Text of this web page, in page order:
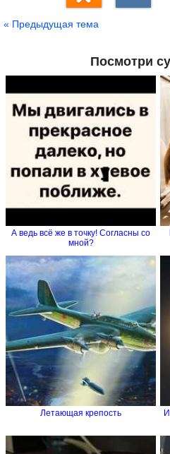
« Предыдущая тема
Посмотри
А ведь всё же в точку! Согласны со
мной?
Летающая крепость